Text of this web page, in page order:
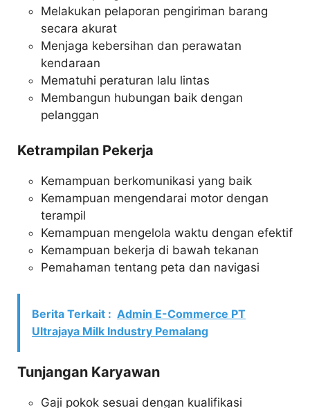
Melakukan pelaporan pengiriman barang
secara akurat
Menjaga kebersihan dan perawatan
kendaraan
Mematuhi peraturan lalu lintas
Membangun hubungan baik dengan
pelanggan
Ketrampilan Pekerja
Kemampuan berkomunikasi yang baik
Kemampuan mengendarai motor dengan
terampil
Kemampuan mengelola waktu dengan efektif
Kemampuan bekerja di bawah tekanan
Pemahaman tentang peta dan navigasi
Berita Terkait : Admin E-Commerce PT
Ultrajaya Milk Industry Pemalang
Tunjangan Karyawan
Gaji pokok sesuai dengan kualifikasi